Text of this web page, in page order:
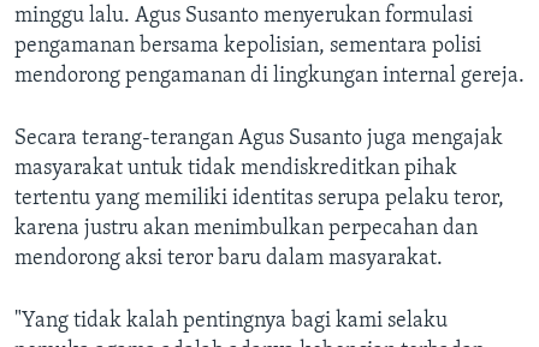
minggu lalu. Agus Susanto menyerukan formulasi
pengamanan bersama kepolisian, sementara polisi
mendorong pengamanan di lingkungan internal gereja.
Secara terang-terangan Agus Susanto juga mengajak
masyarakat untuk tidak mendiskreditkan pihak
tertentu yang memiliki identitas serupa pelaku teror,
karena justru akan menimbulkan perpecahan dan
mendorong aksi teror baru dalam masyarakat.
"Yang tidak kalah pentingnya bagi kami selaku